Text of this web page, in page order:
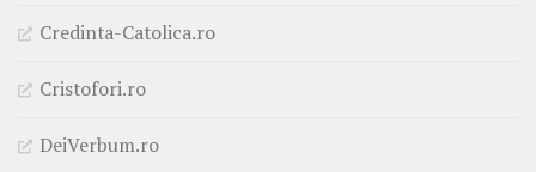
Credinta-Catolica.ro
Cristofori.ro
DeiVerbum.ro